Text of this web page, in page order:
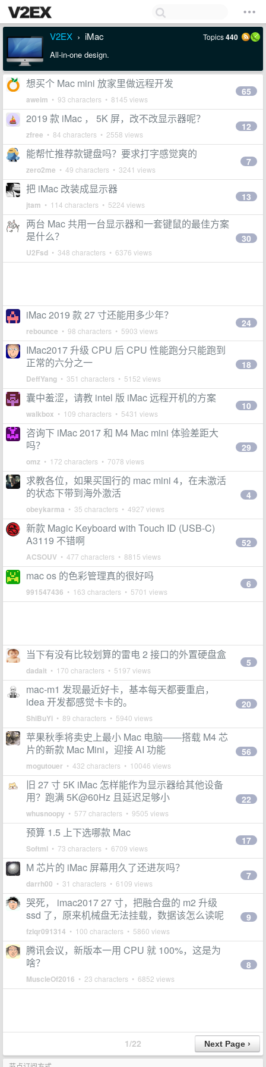
V2EX › iMac Topics440
All-in-one design.
想买个 Mac mini 放家里做远程开发
aweim • 93 characters • 8145 views
65
2019 款 iMac ， 5K 屏，改不改显示器呢？
zfree • 84 characters • 2558 views
12
能帮忙推荐款键盘吗？要求打字感觉爽的
zero2me • 49 characters • 3241 views
7
把 iMac 改装成显示器
jtam • 114 characters • 5224 views
13
两台 Mac 共用一台显示器和一套键鼠的最佳方案
是什么？
U2Fsd • 348 characters • 6376 views
30
iMac 2019 款 27 寸还能用多少年？
rebounce • 98 characters • 5903 views
24
IMac2017 升级 CPU 后 CPU 性能跑分只能跑到
正常的六分之一
DeffYang • 351 characters • 5152 views
18
囊中羞涩，请教 intel 版 iMac 远程开机的方案
walkbox • 109 characters • 5431 views
10
咨询下 iMac 2017 和 M4 Mac mini 体验差距大
吗？
omz • 172 characters • 7078 views
29
求教各位，如果买国行的 mac mini 4，在未激活
的状态下带到海外激活
obeykarma • 35 characters • 4927 views
4
新款 Magic Keyboard with Touch ID (USB-C)
A3119 不错啊
ACSOUV • 477 characters • 8815 views
52
mac os 的色彩管理真的很好吗
991547436 • 163 characters • 5701 views
6
当下有没有比较划算的雷电 2 接口的外置硬盘盒
dadait • 170 characters • 5197 views
5
mac-m1 发现最近好卡，基本每天都要重启，
idea 开发都感觉卡卡的。
ShiBuYi • 89 characters • 5940 views
20
苹果秋季将卖史上最小 Mac 电脑——搭载 M4 芯
片的新款 Mac Mini，迎接 AI 功能
mogutouer • 432 characters • 10046 views
56
旧 27 寸 5K iMac 怎样能作为显示器给其他设备
用？跑满 5K@60Hz 且延迟足够小
whusnoopy • 577 characters • 9505 views
22
预算 1.5 上下选哪款 Mac
Softml • 73 characters • 6709 views
17
M 芯片的 iMac 屏幕用久了还进灰吗？
darrh00 • 31 characters • 6109 views
7
哭死， imac2017 27 寸，把融合盘的 m2 升级
ssd 了，原来机械盘无法挂载，数据该怎么读呢
fzlqr091314 • 100 characters • 5860 views
9
腾讯会议，新版本一用 CPU 就 100%，这是为
啥？
MuscleOf2016 • 23 characters • 6852 views
8
1/22